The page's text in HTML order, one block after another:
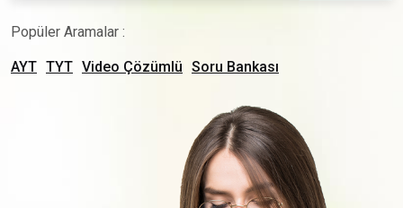
Popüler Aramalar :
AYT TYT Video Çözümlü Soru Bankası